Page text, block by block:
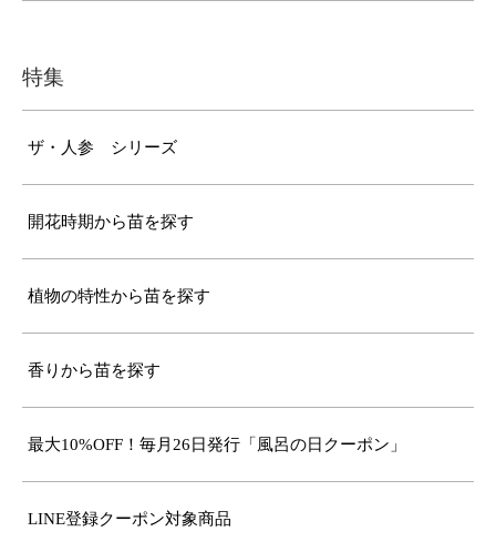
特集
ザ・人参 シリーズ
開花時期から苗を探す
植物の特性から苗を探す
香りから苗を探す
最大10%OFF！毎月26日発行「風呂の日クーポン」
LINE登録クーポン対象商品